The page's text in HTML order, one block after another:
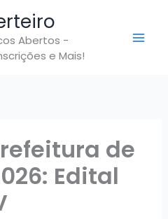
Abertos -
e Mais!
de
Edital